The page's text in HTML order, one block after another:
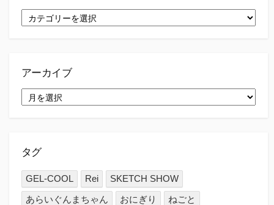
テ
アーカイブ
ー
タグ
GEL-COOL Rei
SKETCH SHOW
あらいぐんまちゃん
おにぎり
ねごと